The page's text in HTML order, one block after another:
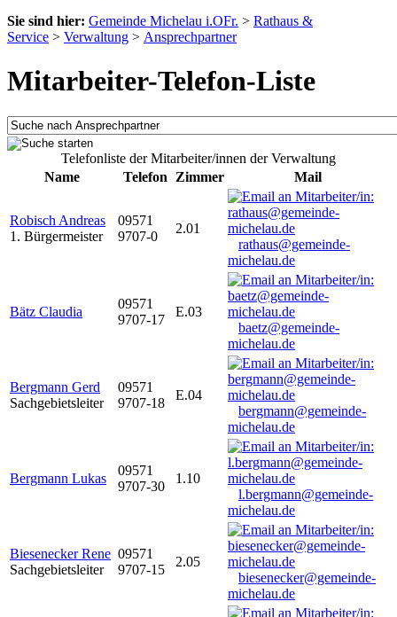
Sie sind hier: Gemeinde Michelau i.OFr. > Rathaus &
Service > Verwaltung > Ansprechpartner
Mitarbeiter-Telefon-Liste
Telefonliste der Mitarbeiter/innen der Verwaltung
Name
Telefon Zimmer Mail
Robisch Andreas
1. Bürgermeister
09571
9707-0
2.01
rathaus@gemeinde-
michelau.de
Bätz Claudia
09571
9707-17
E.03
baetz@gemeinde-
michelau.de
Bergmann Gerd
Sachgebietsleiter
09571
9707-18
E.04
bergmann@gemeinde-
michelau.de
Bergmann Lukas
09571
9707-30
1.10
l.bergmann@gemeinde-
michelau.de
Biesenecker Rene
Sachgebietsleiter
09571
9707-15
2.05
biesenecker@gemeinde-
michelau.de